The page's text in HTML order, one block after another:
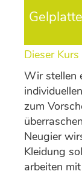
Dieser
Wir stellen
zum
Neugier
Kleidung
arbeiten